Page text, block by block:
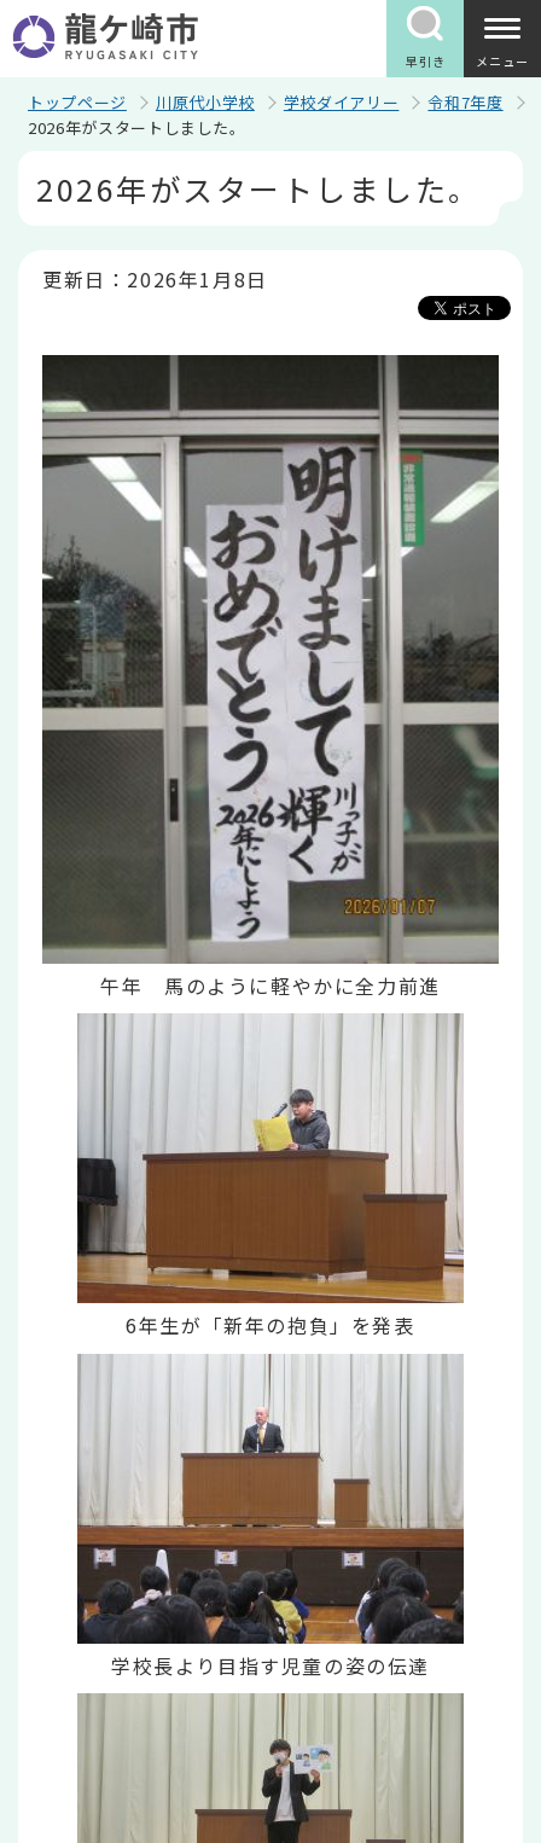
の
ペ
早引き メニュー
トップページ 川原代小学校 学校ダイアリー
令和7年度
2026年がスタートしました。
2026年がスタートしました。
更新日：2026年1月8日
午年 馬のように軽やかに全力前進
6年生が「新年の抱負」を発表
学校長より目指す児童の姿の伝達